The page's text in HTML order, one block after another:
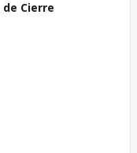
de Cierre